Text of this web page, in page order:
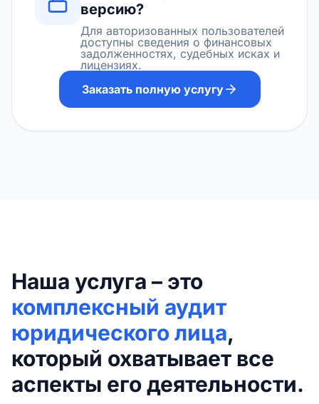
версию?
Для авторизованных пользователей
доступны сведения о финансовых
задолженностях, судебных исках и
лицензиях.
Заказать полную услугу
Наша услуга – это
комплексный аудит
юридического лица,
который охватывает все
аспекты его деятельности.